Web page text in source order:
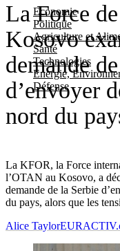
Economie
Politique
Agriculture et
Santé
Technologies
Energie,
Défense
La Force
Kosovo
demande
d’envoyer
nord du
La KFOR, la Force
l’OTAN au Kosovo, a
demande de la Serbie
du pays, alors que les
Alice Taylor